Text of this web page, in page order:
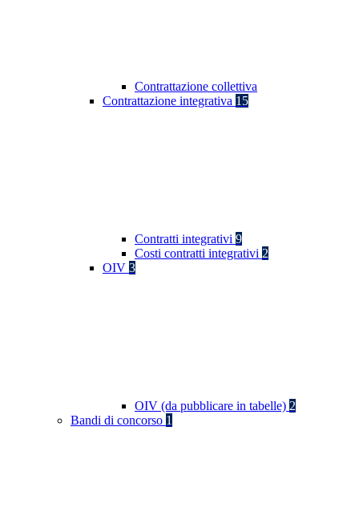
Contrattazione collettiva
Contrattazione integrativa 15
Contratti integrativi 9
Costi contratti integrativi 2
OIV 3
OIV (da pubblicare in tabelle) 2
Bandi di concorso 1